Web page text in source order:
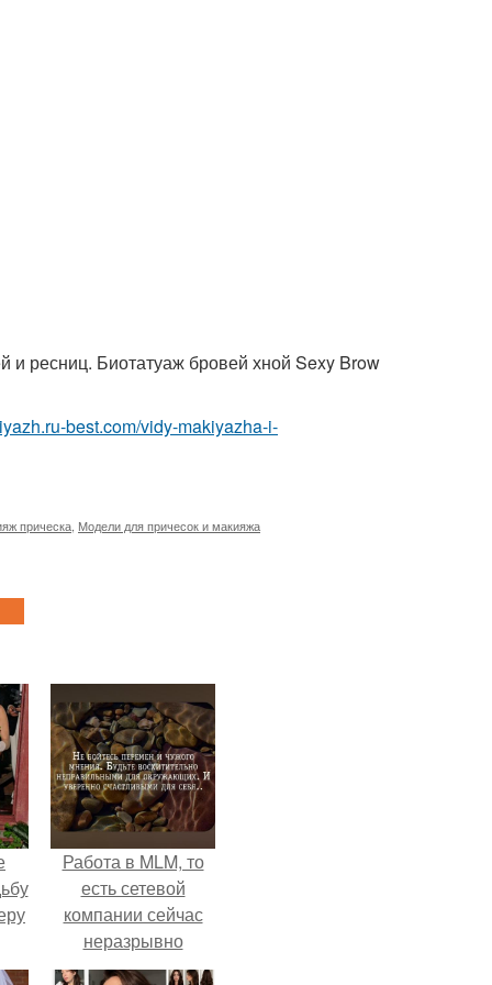
ресниц. Биотатуаж бровей хной Sexy Brow
best.com/vidy-makiyazha-i-
прическа Модели для причесок и макияжа
Работа в MLM, то
есть сетевой
компании сейчас
неразрывно
связана с создание